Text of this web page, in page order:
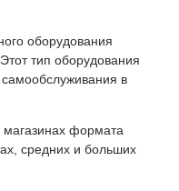
оборудования
. Этот тип оборудования
в
формата
средних и больших